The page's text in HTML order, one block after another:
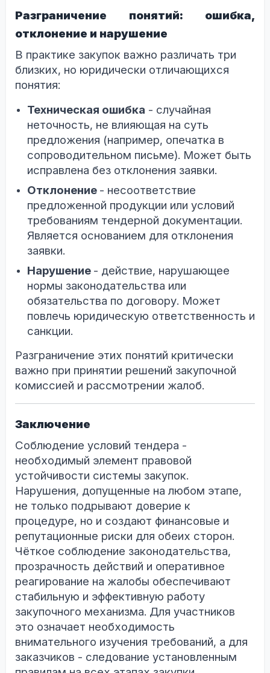
Разграничение понятий: ошибка,
отклонение и нарушение
В практике закупок важно различать три
близких, но юридически отличающихся
понятия:
Техническая ошибка - случайная
неточность, не влияющая на суть
предложения (например, опечатка в
сопроводительном письме). Может быть
исправлена без отклонения заявки.
Отклонение - несоответствие
предложенной продукции или условий
требованиям тендерной документации.
Является основанием для отклонения
заявки.
Нарушение - действие, нарушающее
нормы законодательства или
обязательства по договору. Может
повлечь юридическую ответственность и
санкции.
Разграничение этих понятий критически
важно при принятии решений закупочной
комиссией и рассмотрении жалоб.
Заключение
Соблюдение условий тендера -
необходимый элемент правовой
устойчивости системы закупок.
Нарушения, допущенные на любом этапе,
не только подрывают доверие к
процедуре, но и создают финансовые и
репутационные риски для обеих сторон.
Чёткое соблюдение законодательства,
прозрачность действий и оперативное
реагирование на жалобы обеспечивают
стабильную и эффективную работу
закупочного механизма. Для участников
это означает необходимость
внимательного изучения требований, а для
заказчиков - следование установленным